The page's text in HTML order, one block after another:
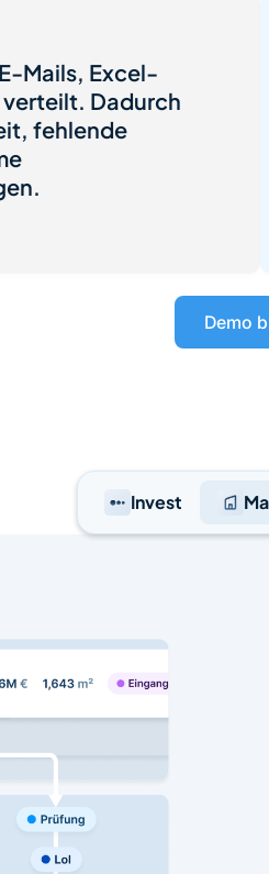
Mails, Excel-
Dadurch
fehlende
Demo
Invest